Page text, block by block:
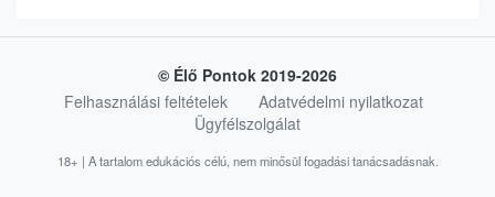
© Élő Pontok 2019-2026
Felhasználási feltételek
Adatvédelmi nyilatkozat
Ügyfélszolgálat
18+ | A tartalom edukációs célú, nem minősül fogadási tanácsadásnak.